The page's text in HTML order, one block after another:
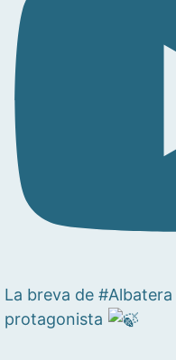
La breva de
protagonista